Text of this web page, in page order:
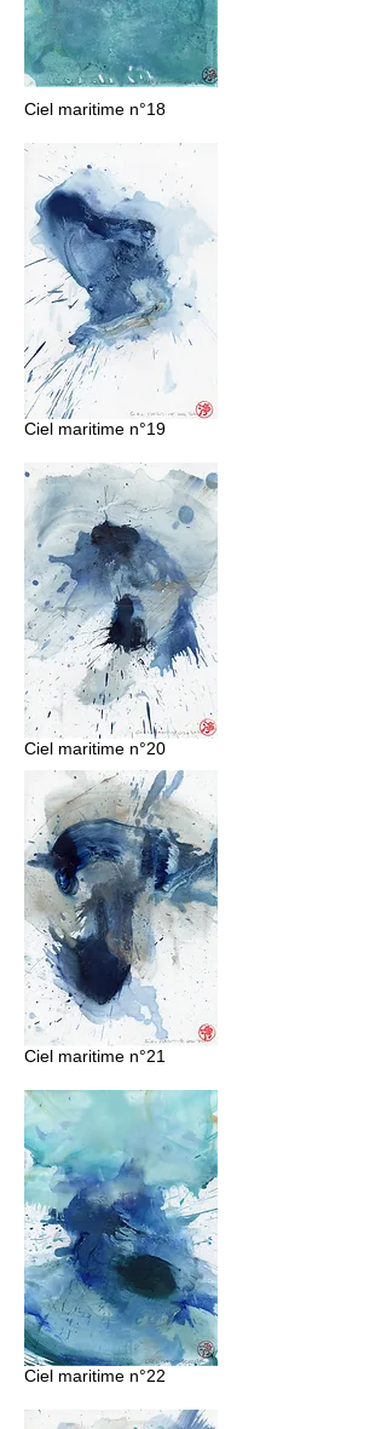
Ciel maritime n°18
Ciel maritime n°19
Ciel maritime n°20
Ciel maritime n°21
Ciel maritime n°22